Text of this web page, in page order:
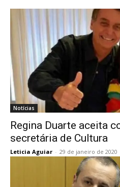
Notícias
Regina Duarte aceita
secretária de Cultura
Leticia Aguiar - 29 de janeiro de 2020